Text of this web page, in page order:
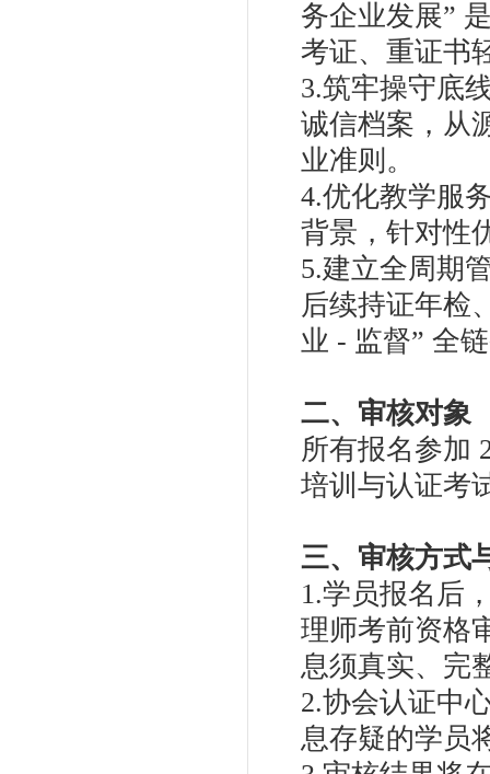
务企业发展”
考证、重证书
3.筑牢操守底
诚信档案，从
业准则。
4.优化教学服
背景，针对性
5.建立全周期
后续持证年检
业 - 监督” 全
二、审核对象
所有报名参加
培训与认证考
三、审核方式
1.学员报名后
理师考前资格
息须真实、完
2.协会认证中
息存疑的学员